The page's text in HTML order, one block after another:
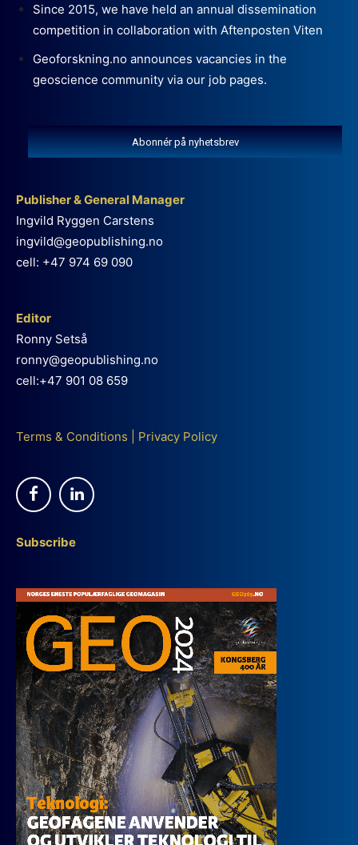
Since 2015, we have held an annual dissemination
competition in collaboration with Aftenposten Viten
Geoforskning.no announces vacancies in the
geoscience community via our job pages.
Abonnér på nyhetsbrev
Publisher & General Manager
Ingvild Ryggen Carstens
ingvild@geopublishing.no
cell: +47 974 69 090
Editor
Ronny Setså
ronny@geopublishing.no
cell:+47 901 08 659
Terms & Conditions Privacy Policy
Subscribe